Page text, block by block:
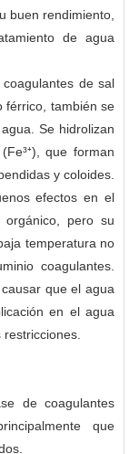
buen rendimiento,
de agua
coagulantes de sal
férrico, también se
Se hidrolizan
que forman
y coloides.
efectos en el
pero su
temperatura no
coagulantes.
que el agua
en el agua
de coagulantes
que